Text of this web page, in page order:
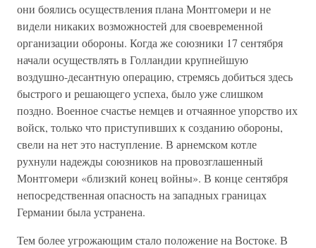
они боялись осуществления плана Монтгомери и не
видели никаких возможностей для своевременной
организации обороны. Когда же союзники 17 сентября
начали осуществлять в Голландии крупнейшую
воздушно-десантную операцию, стремясь добиться здесь
быстрого и решающего успеха, было уже слишком
поздно. Военное счастье немцев и отчаянное упорство их
войск, только что приступивших к созданию обороны,
свели на нет это наступление. В арнемском котле
рухнули надежды союзников на провозглашенный
Монтгомери «близкий конец войны». В конце сентября
непосредственная опасность на западных границах
Германии была устранена.
Тем более угрожающим стало положение на Востоке. В